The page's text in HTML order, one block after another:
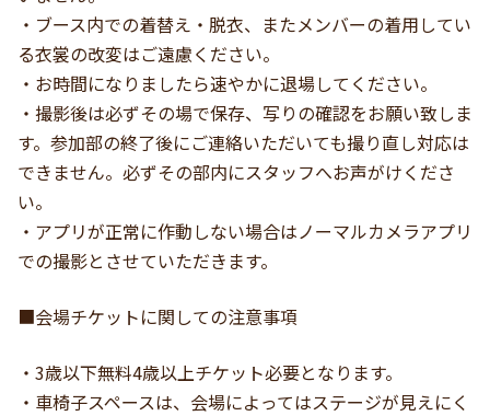
・ブース内での着替え・脱衣、またメンバーの着用してい
る衣裳の改変はご遠慮ください。
・お時間になりましたら速やかに退場してください。
・撮影後は必ずその場で保存、写りの確認をお願い致しま
す。参加部の終了後にご連絡いただいても撮り直し対応は
できません。必ずその部内にスタッフへお声がけくださ
い。
・アプリが正常に作動しない場合はノーマルカメラアプリ
での撮影とさせていただきます。
■会場チケットに関しての注意事項
・3歳以下無料4歳以上チケット必要となります。
・車椅子スペースは、会場によってはステージが見えにく